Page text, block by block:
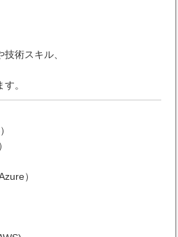
術スキル、
。
）